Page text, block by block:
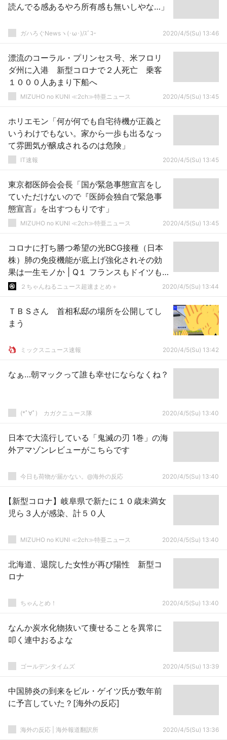
読んでる感あるやろ所有感も無いしやな…」
ガハろぐNewsヽ(･ω･)/ｽﾞｺｰ 2020/4/5(Su) 13:46
漂流のコーラル・プリンセス号、米フロリ
ダ州に入港 新型コロナで２人死亡 乗客
１０００人あまり下船へ
MIZUHO no KUNI ≪2ch≫特亜ニュース 2020/4/5(Su) 13:45
ホリエモン「何が何でも自宅待機が正義と
いうわけでもない。家から一歩も出るなっ
て雰囲気が醸成されるのは危険」
IT速報 2020/4/5(Su) 13:45
東京都医師会会長「国が緊急事態宣言をし
ていただけないので『医師会独自で緊急事
態宣言』を出すつもりです」
MIZUHO no KUNI ≪2ch≫特亜ニュース 2020/4/5(Su) 13:45
コロナに打ち勝つ希望の光BCG接種（日本
株）肺の免疫機能が底上げ強化されその効
果は一生モノか | Q１ フランスもドイツも
BCG国でーす。効果なし！
２ちゃんねるニュース超速まとめ＋ 2020/4/5(Su) 13:44
ＴＢＳさん 首相私邸の場所を公開してし
まう
ミックスニュース速報 2020/4/5(Su) 13:42
なぁ…朝マックって誰も幸せにならなくね？
(*ﾟ∀ﾟ)ゞカガクニュース隊 2020/4/5(Su) 13:40
日本で大流行している「鬼滅の刃 1巻」の海
外アマゾンレビューがこちらです
今日も荷物が届かない。@海外の反応 2020/4/5(Su) 13:40
【新型コロナ】岐阜県で新たに１０歳未満女
児ら３人が感染、計５０人
MIZUHO no KUNI ≪2ch≫特亜ニュース 2020/4/5(Su) 13:40
北海道、退院した女性が再び陽性 新型コ
ロナ
ちゃんとめ！ 2020/4/5(Su) 13:40
なんか炭水化物抜いて痩せることを異常に
叩く連中おるよな
ゴールデンタイムズ 2020/4/5(Su) 13:39
中国肺炎の到来をビル・ゲイツ氏が数年前
に予言していた？[海外の反応]
海外の反応 | 海外報道翻訳所 2020/4/5(Su) 13:36